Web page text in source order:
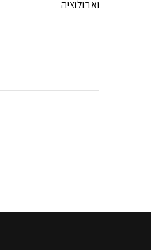
ואבולוציה